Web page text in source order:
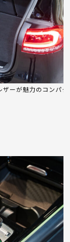
ーが魅力のコンパ